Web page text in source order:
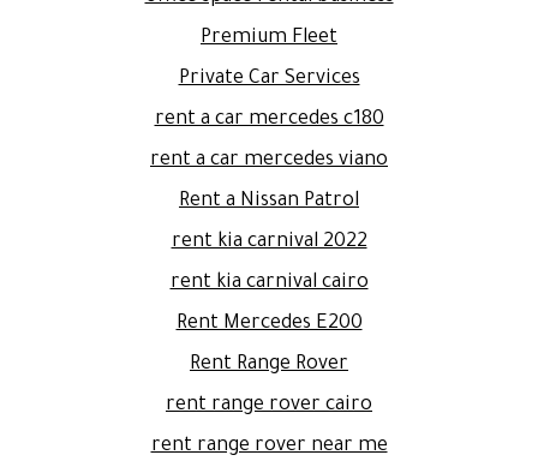
Premium Fleet
Private Car Services
rent a car mercedes c180
rent a car mercedes viano
Rent a Nissan Patrol
rent kia carnival 2022
rent kia carnival cairo
Rent Mercedes E200
Rent Range Rover
rent range rover cairo
rent range rover near me